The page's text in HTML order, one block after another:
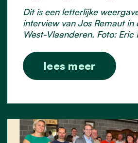
Dit is een letterlijke
interview van Jos Remaut in
West-Vlaanderen. Foto: Eric
lees meer